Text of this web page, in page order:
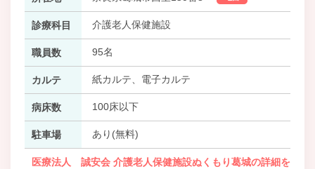
診療科目 介護老人保健施設
職員数 95名
カルテ 紙カルテ、電子カルテ
病床数 100床以下
駐車場 あり(無料)
医療法人 誠安会 介護老人保健施設ぬくもり葛城の詳細を